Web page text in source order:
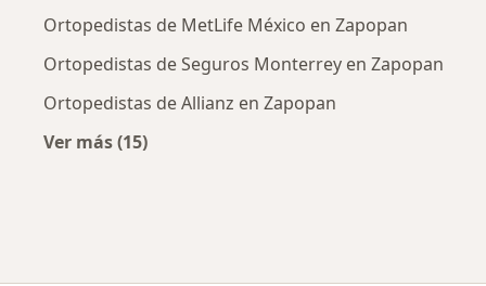
Ortopedistas de MetLife México en Zapopan
Ortopedistas de Seguros Monterrey en Zapopan
Ortopedistas de Allianz en Zapopan
Ver más (15)